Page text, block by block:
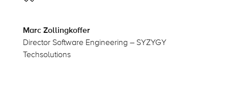
Marc Zollingkoffer
Director Software Engineering – SYZYGY
Techsolutions